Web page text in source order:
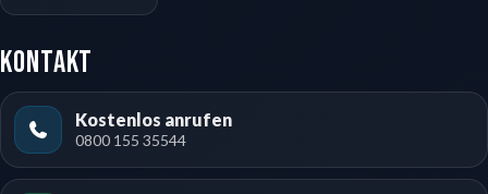
Kontakt
Kostenlos anrufen
0800 155 35544